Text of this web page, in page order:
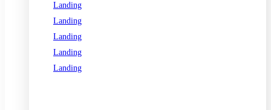
Landing
Landing
Landing
Landing
Landing